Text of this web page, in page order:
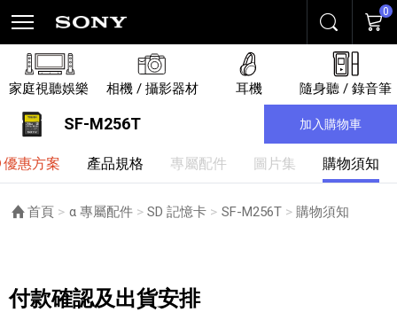
搜尋 購物
0
家庭視聽娛樂 相機 / 攝影器材 耳機 隨身聽 / 錄音筆
SF-M256T 加入購物車
優惠方案 產品規格 專屬配件 圖片集 購物須知
首頁 α 專屬配件 SD 記憶卡 SF-M256T 目前頁面：
購物須知
付款確認及出貨安排